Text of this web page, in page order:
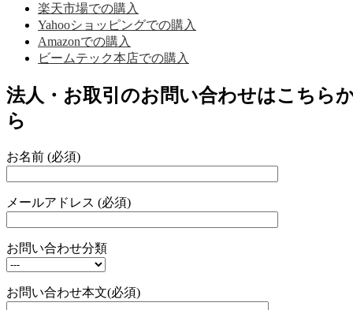
楽天市場での購入
Yahooショッピングでの購入
Amazonでの購入
ビームテック本店での購入
法人・お取引のお問い合わせはこちら
ら
お名前 (必須)
メールアドレス (必須)
お問い合わせ分類
お問い合わせ本文(必須)